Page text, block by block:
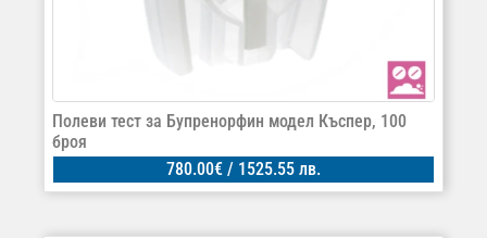
Полеви тест за Бупренорфин модел Къспер, 100
броя
780.00€ / 1525.55 лв.